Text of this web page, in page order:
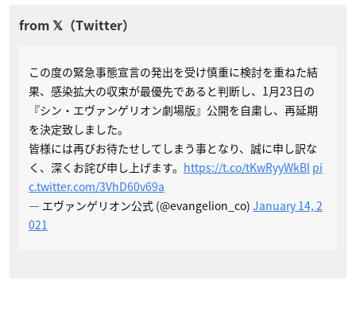
この度の緊急事態宣言の発出を受け慎重に検討を重ねた結
果、感染拡大の収束が最優先であると判断し、1月23日の
『シン・エヴァンゲリオン劇場版』公開を自粛し、再延期
を決定致しました。
皆様には再びお待たせしてしまう事となり、誠に申し訳な
く、深くお詫び申し上げます。 https://t.co/tKwRyyWkBl pi
c.twitter.com/3VhD60v69a
— エヴァンゲリオン公式 (@evangelion_co) January 14, 2
021